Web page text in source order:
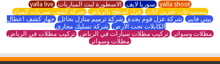
yalla shoot سوريا لايف الاسطورة لبث المباريات yalla live
مستودعات تخزين اثاث عزل اسطح بالرياض شركة كشف تسربات المياه
بيتي فايبر شركة عزل فوم بجدة شركة ترميم منازل بحائل جهاز كشف اعطال
الكابلات تحت الأرض شركة تسليك مجاري
مظلات وسواتر تركيب مظلات سيارات في الرياض تركيب مظلات في الرياض
مظلات وسواتر